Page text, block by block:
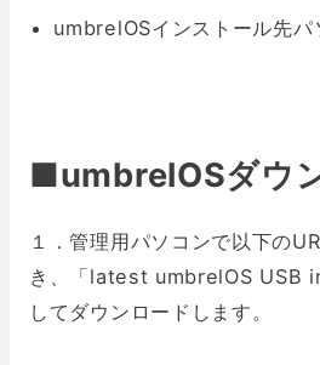
umbrelOSインストール先パ
■umbrelOSダウ
１．管理用パソコンで以下の
き、「latest umbrelOS USB
してダウンロードします。